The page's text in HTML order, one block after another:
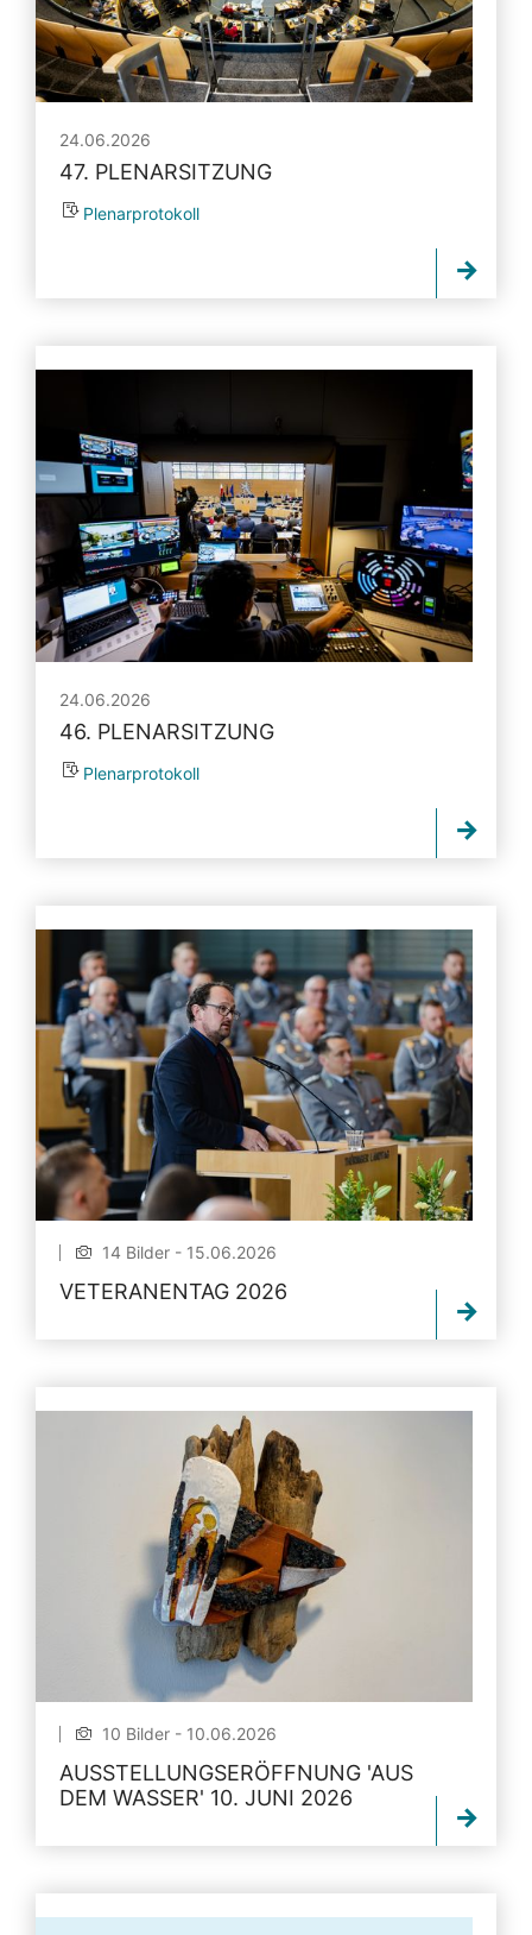
24.06.2026
47. PLENARSITZUNG
Plenarprotokoll
24.06.2026
46. PLENARSITZUNG
Plenarprotokoll
14 Bilder - 15.06.2026
VETERANENTAG 2026
10 Bilder - 10.06.2026
AUSSTELLUNGSERÖFFNUNG 'AUS
DEM WASSER' 10. JUNI 2026